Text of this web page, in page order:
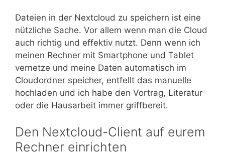
Datei­en in der Next­cloud zu spei­chern ist eine
nütz­li­che Sache. Vor allem wenn man die Cloud
auch rich­tig und effek­tiv nutzt. Denn wenn ich
mei­nen Rech­ner mit Smart­phone und Tablet
ver­net­ze und mei­ne Daten auto­ma­tisch im
Cloud­ord­ner spei­cher, ent­fellt das manu­el­le
hoch­la­den und ich habe den Vor­trag, Lite­ra­tur
oder die Haus­ar­beit immer griffbereit.
Den Nextcloud-Client auf eurem
Rechner einrichten